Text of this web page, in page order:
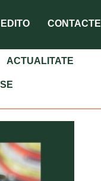
EDITO CONTACTE
ACTUALITATE